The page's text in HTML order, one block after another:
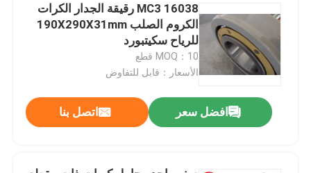
16038 MC3 رقيقة الجدار الكرات
الكروم الصلب 190X290X31mm
للرياح سكيتبورد
MOQ：10 قطع
الأسعار：قابل للتفاوض
افضل سعر اتصل بنا